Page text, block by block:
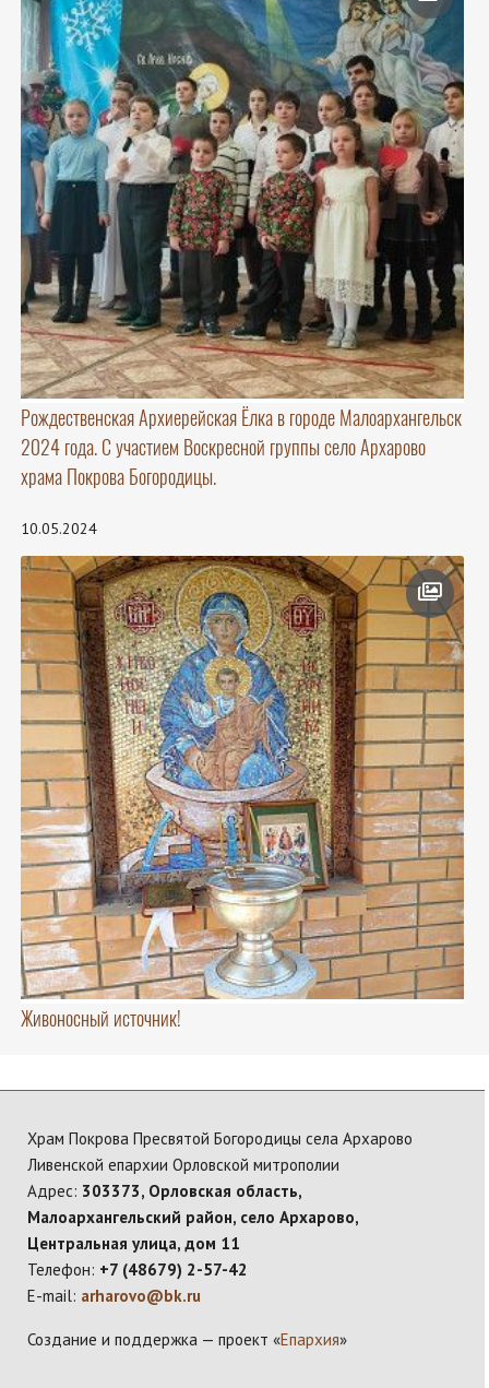
Рождественская Архиерейская Ёлка в городе Малоархангельск
2024 года. С участием Воскресной группы село Архарово
храма Покрова Богородицы.
10.05.2024
Живоносный источник!
Храм Покрова Пресвятой Богородицы села Архарово
Ливенской епархии Орловской митрополии
Адрес: 303373, Орловская область,
Малоархангельский район, село Архарово,
Центральная улица, дом 11
Телефон: +7 (48679) 2-57-42
E-mail: arharovo@bk.ru
Создание и поддержка — проект «Епархия»